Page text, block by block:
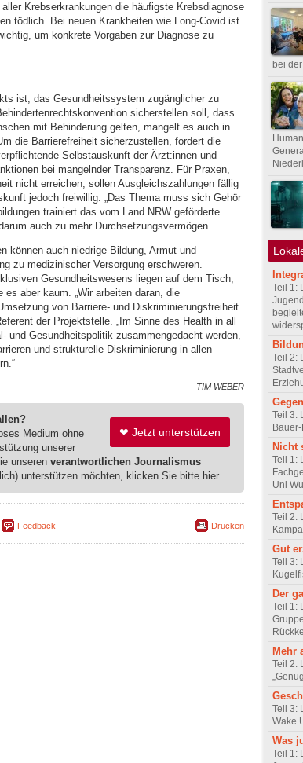
Krebserkrankungen die häufigste Krebsdiagnose
tödlich. Bei neuen Krankheiten wie Long-Covid ist
um konkrete Vorgaben zur Diagnose zu
ist, das Gesundheitssystem zugänglicher zu
sicherstellen soll, dass
mit Behinderung gelten, mangelt es auch in
die Barrierefreiheit sicherzustellen, fordert die
Selbstauskunft der Ärzt:innen und
bei mangelnder Transparenz. Für Praxen,
nicht erreichen, sollen Ausgleichszahlungen fällig
jedoch freiwillig. „Das Thema muss sich Gehör
trainiert das vom Land NRW geförderte
auch zu mehr Durchsetzungsvermögen.
können auch niedrige Bildung, Armut und
zu medizinischer Versorgung erschweren.
Gesundheitswesens liegen auf dem Tisch,
es aber kaum. „Wir arbeiten daran, die
von Barriere- und Diskriminierungsfreiheit
der Projektstelle. „Im Sinne des Health in all
und Gesundheitspolitik zusammengedacht werden,
und strukturelle Diskriminierung in allen
TIM WEBER
❤ Jetzt unterstützen
Medium ohne
unserer
unseren verantwortlichen Journalismus
unterstützen möchten, klicken Sie bitte hier.
Feedback Drucken
bei
Teil 1:
Teil 2:
Teil 3:
Nicht
Teil 1:
Uni
Teil 2:
Gut
Teil 3:
Der
Teil 1:
Mehr
Teil 2:
Teil 3:
Wake
Was
Teil 1: